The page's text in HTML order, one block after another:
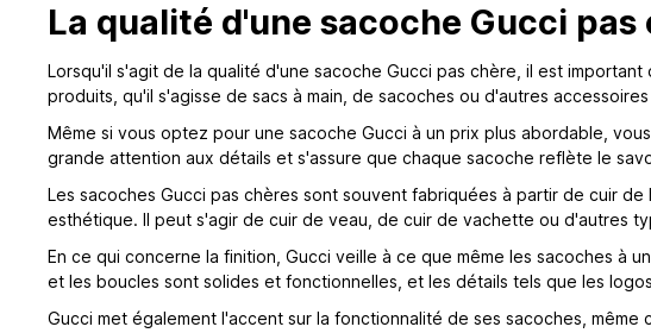
La qualité d'une sacoche Gucci pas
Lorsqu'il s'agit de la qualité d'une sacoche Gucci pas chère, il est
produits, qu'il s'agisse de sacs à main, de sacoches ou d'autres
Même si vous optez pour une sacoche Gucci à un prix plus abordable,
grande attention aux détails et s'assure que chaque sacoche reflète le
Les sacoches Gucci pas chères sont souvent fabriquées à partir de cuir
esthétique. Il peut s'agir de cuir de veau, de cuir de vachette ou d'autres
En ce qui concerne la finition, Gucci veille à ce que même les sacoches à
et les boucles sont solides et fonctionnelles, et les détails tels que les
Gucci met également l'accent sur la fonctionnalité de ses sacoches,